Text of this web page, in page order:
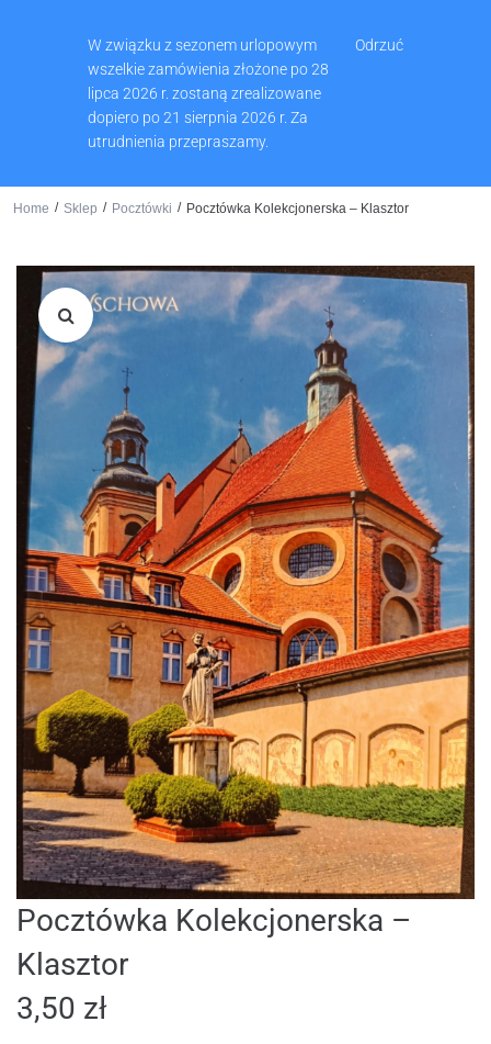
W związku z sezonem urlopowym
wszelkie zamówienia złożone po 28
lipca 2026 r. zostaną zrealizowane
dopiero po 21 sierpnia 2026 r. Za
utrudnienia przepraszamy.
Odrzuć
65 540 74 61
Home / Sklep / Pocztówki / Pocztówka Kolekcjonerska – Klasztor
Pocztówka Kolekcjonerska –
Klasztor
3,50 zł